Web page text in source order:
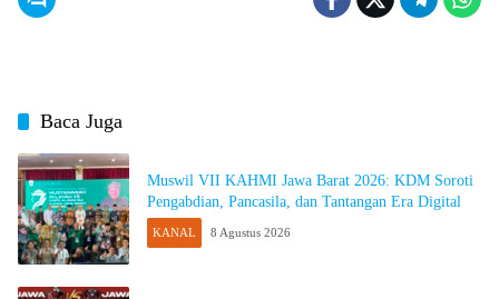
Baca Juga
Muswil VII KAHMI Jawa Barat 2026: KDM Soroti
Pengabdian, Pancasila, dan Tantangan Era Digital
KANAL 8 Agustus 2026